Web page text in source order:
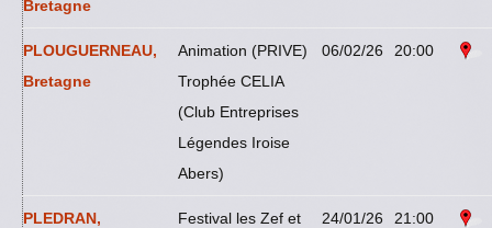
Bretagne
PLOUGUERNEAU,
Bretagne
Animation (PRIVE)
Trophée CELIA
(Club Entreprises
Légendes Iroise
Abers)
06/02/26 20:00
PLEDRAN,
Festival les Zef et
24/01/26 21:00